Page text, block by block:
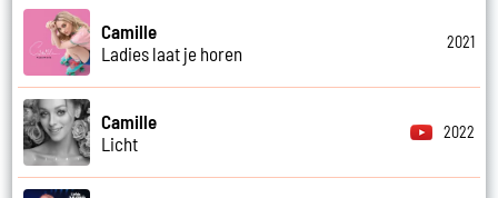
Camille
Ladies laat je horen
2021
Camille
Licht
2022